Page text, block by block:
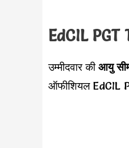
EdCIL PGT
उम्मीदवार कीआयु
ऑफीशियल EdCIL